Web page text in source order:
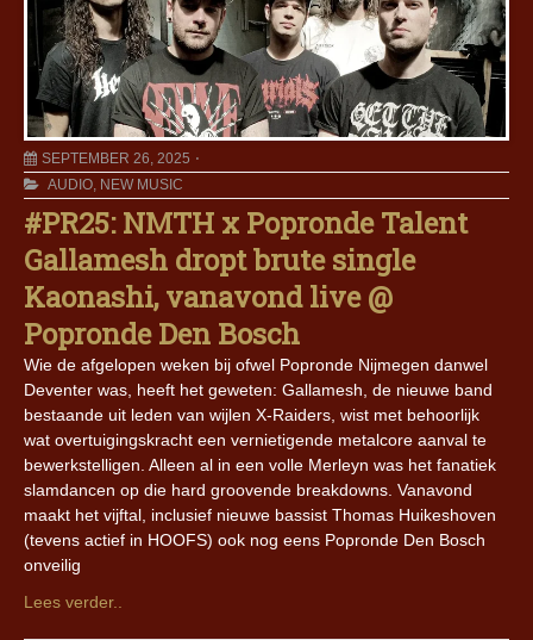
SEPTEMBER 26, 2025
AUDIO, NEW MUSIC
#PR25: NMTH x Popronde Talent
Gallamesh dropt brute single
Kaonashi, vanavond live @
Popronde Den Bosch
Wie de afgelopen weken bij ofwel Popronde Nijmegen danwel
Deventer was, heeft het geweten: Gallamesh, de nieuwe band
bestaande uit leden van wijlen X-Raiders, wist met behoorlijk
wat overtuigingskracht een vernietigende metalcore aanval te
bewerkstelligen. Alleen al in een volle Merleyn was het fanatiek
slamdancen op die hard groovende breakdowns. Vanavond
maakt het vijftal, inclusief nieuwe bassist Thomas Huikeshoven
(tevens actief in HOOFS) ook nog eens Popronde Den Bosch
onveilig
Lees verder..